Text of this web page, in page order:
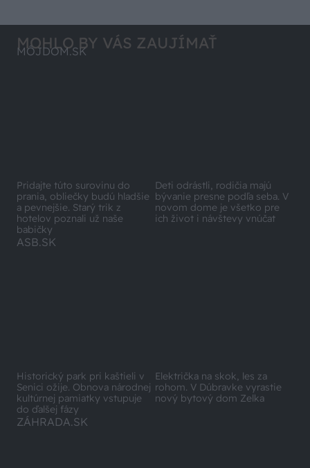
MOHLO BY VÁS ZAUJÍMAŤ
MÔJDOM.SK
Pridajte túto surovinu do
prania, obliečky budú hladšie
a pevnejšie. Starý trik z
hotelov poznali už naše
babičky
Deti odrástli, rodičia majú
bývanie presne podľa seba. V
novom dome je všetko pre
ich život i návštevy vnúčat
ASB.SK
Historický park pri kaštieli v
Senici ožije. Obnova národnej
kultúrnej pamiatky vstupuje
do ďalšej fázy
Električka na skok, les za
rohom. V Dúbravke vyrastie
nový bytový dom Zelka
ZÁHRADA.SK